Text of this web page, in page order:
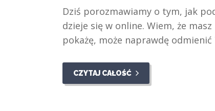
Dziś porozmawiamy o tym, jak
dzieje się w online. Wiem, że
pokażę, może naprawdę
CZYTAJ CAŁOŚĆ